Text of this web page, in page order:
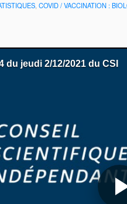
COVID / VACCINATION :